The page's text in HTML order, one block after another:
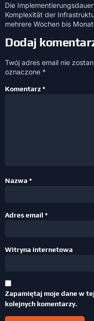
Die
Komplexität der
mehrere Wochen bis
Dodaj
Twój adres email nie
oznaczone *
Komentarz*
Nazwa *
Adres email *
Witryna internetowa
Zapamiętaj moje dane w
kolejnych komentarzy.